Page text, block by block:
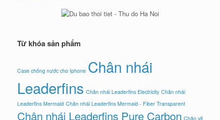
Từ khóa sản phẩm
Case chống nước cho Iphone Chân nhái
Leaderfins Chân nhái Leaderfins Electricity Chân nhái
Leaderfins Mermaid Chân nhái Leaderfins Mermaid - Fiber Transparent
Chân nhái Leaderfins Pure Carbon Chân vịt